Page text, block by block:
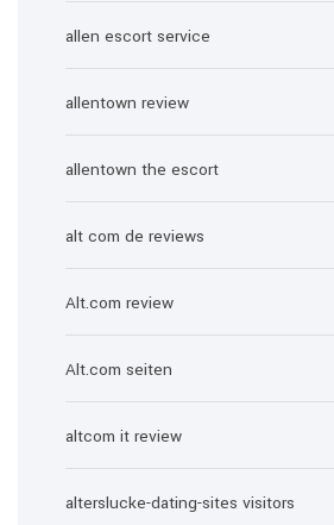
allen escort service
allentown review
allentown the escort
alt com de reviews
Alt.com review
Alt.com seiten
altcom it review
alterslucke-dating-sites visitors